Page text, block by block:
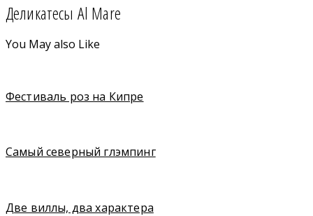
Деликатесы Al Mare
You May also Like
Фестиваль роз на Кипре
Cамый северный глэмпинг
Две виллы, два характера